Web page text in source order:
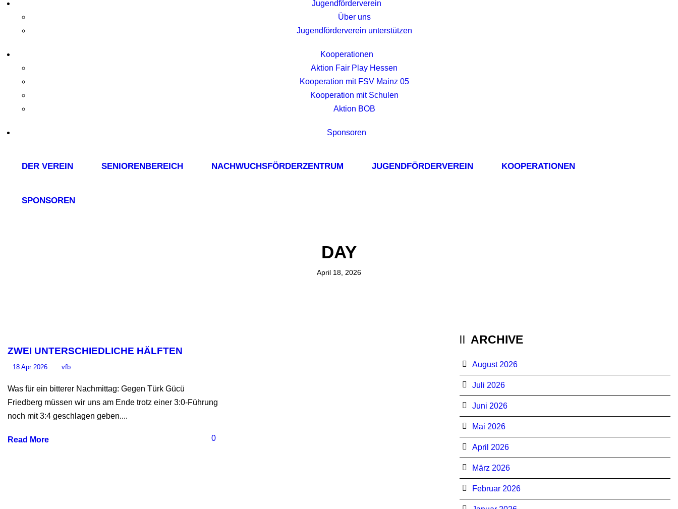
Jugendförderverein
Über uns
Jugendförderverein unterstützen
Kooperationen
Aktion Fair Play Hessen
Kooperation mit FSV Mainz 05
Kooperation mit Schulen
Aktion BOB
Sponsoren
DER VEREIN SENIORENBEREICH NACHWUCHSFÖRDERZENTRUM JUGENDFÖRDERVEREIN KOOPERATIONEN
SPONSOREN
DAY
April 18, 2026
ZWEI UNTERSCHIEDLICHE HÄLFTEN
18 Apr 2026 vfb
Was für ein bitterer Nachmittag: Gegen Türk Gücü
Friedberg müssen wir uns am Ende trotz einer 3:0-Führung
noch mit 3:4 geschlagen geben....
Read More 0
ARCHIVE
August 2026
Juli 2026
Juni 2026
Mai 2026
April 2026
März 2026
Februar 2026